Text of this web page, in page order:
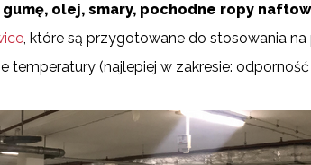
gumę, olej, smary, pochodne ropy
, które są przygotowane do stosowania
(najlepiej w zakresie: odporność